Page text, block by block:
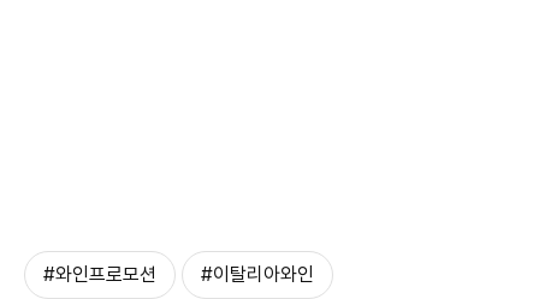
#와인프로모션 #이탈리아와인